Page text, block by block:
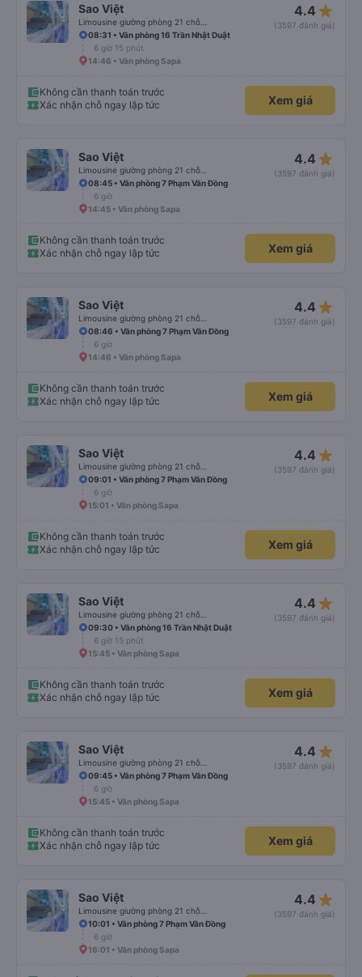
Sao Việt 4.4 star_rate
(3597 đánh giá)
08:31 • Văn phòng 16 Trần Nhật Duật
6 giờ 15 phút
14:46 • Văn phòng Sapa
Không cần thanh toán trước
Xác nhận chỗ ngay lập tức
Xem giá
Sao Việt 4.4 star_rate
(3597 đánh giá)
08:45 • Văn phòng 7 Phạm Văn Đồng
6 giờ
14:45 • Văn phòng Sapa
Không cần thanh toán trước
Xác nhận chỗ ngay lập tức
Xem giá
Sao Việt 4.4 star_rate
(3597 đánh giá)
08:46 • Văn phòng 7 Phạm Văn Đồng
6 giờ
14:46 • Văn phòng Sapa
Không cần thanh toán trước
Xác nhận chỗ ngay lập tức
Xem giá
Sao Việt 4.4 star_rate
(3597 đánh giá)
09:01 • Văn phòng 7 Phạm Văn Đồng
6 giờ
15:01 • Văn phòng Sapa
Không cần thanh toán trước
Xác nhận chỗ ngay lập tức
Xem giá
Sao Việt 4.4 star_rate
(3597 đánh giá)
09:30 • Văn phòng 16 Trần Nhật Duật
6 giờ 15 phút
15:45 • Văn phòng Sapa
Không cần thanh toán trước
Xác nhận chỗ ngay lập tức
Xem giá
Sao Việt 4.4 star_rate
(3597 đánh giá)
09:45 • Văn phòng 7 Phạm Văn Đồng
6 giờ
15:45 • Văn phòng Sapa
Không cần thanh toán trước
Xác nhận chỗ ngay lập tức
Xem giá
Sao Việt 4.4 star_rate
(3597 đánh giá)
10:01 • Văn phòng 7 Phạm Văn Đồng
6 giờ
16:01 • Văn phòng Sapa